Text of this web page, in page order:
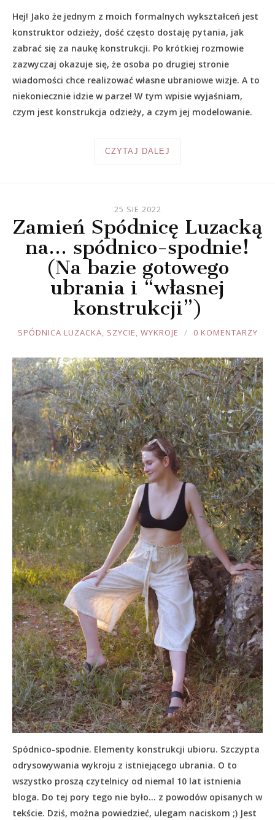
Hej! Jako że jednym z moich formalnych wykształceń jest
konstruktor odzieży, dość często dostaję pytania, jak
zabrać się za naukę konstrukcji. Po krótkiej rozmowie
zazwyczaj okazuje się, że osoba po drugiej stronie
wiadomości chce realizować własne ubraniowe wizje. A to
niekoniecznie idzie w parze! W tym wpisie wyjaśniam,
czym jest konstrukcja odzieży, a czym jej modelowanie.
CZYTAJ DALEJ
25 SIE 2022
Zamień Spódnicę Luzacką
na… spódnico-spodnie!
(Na bazie gotowego
ubrania i “własnej
konstrukcji”)
JOULE
SPÓDNICA LUZACKA, SZYCIE, WYKROJE 0 KOMENTARZY
Spódnico-spodnie. Elementy konstrukcji ubioru. Szczypta
odrysowywania wykroju z istniejącego ubrania. O to
wszystko proszą czytelnicy od niemal 10 lat istnienia
bloga. Do tej pory tego nie było… z powodów opisanych w
tekście. Dziś, można powiedzieć, ulegam naciskom ;) Jest